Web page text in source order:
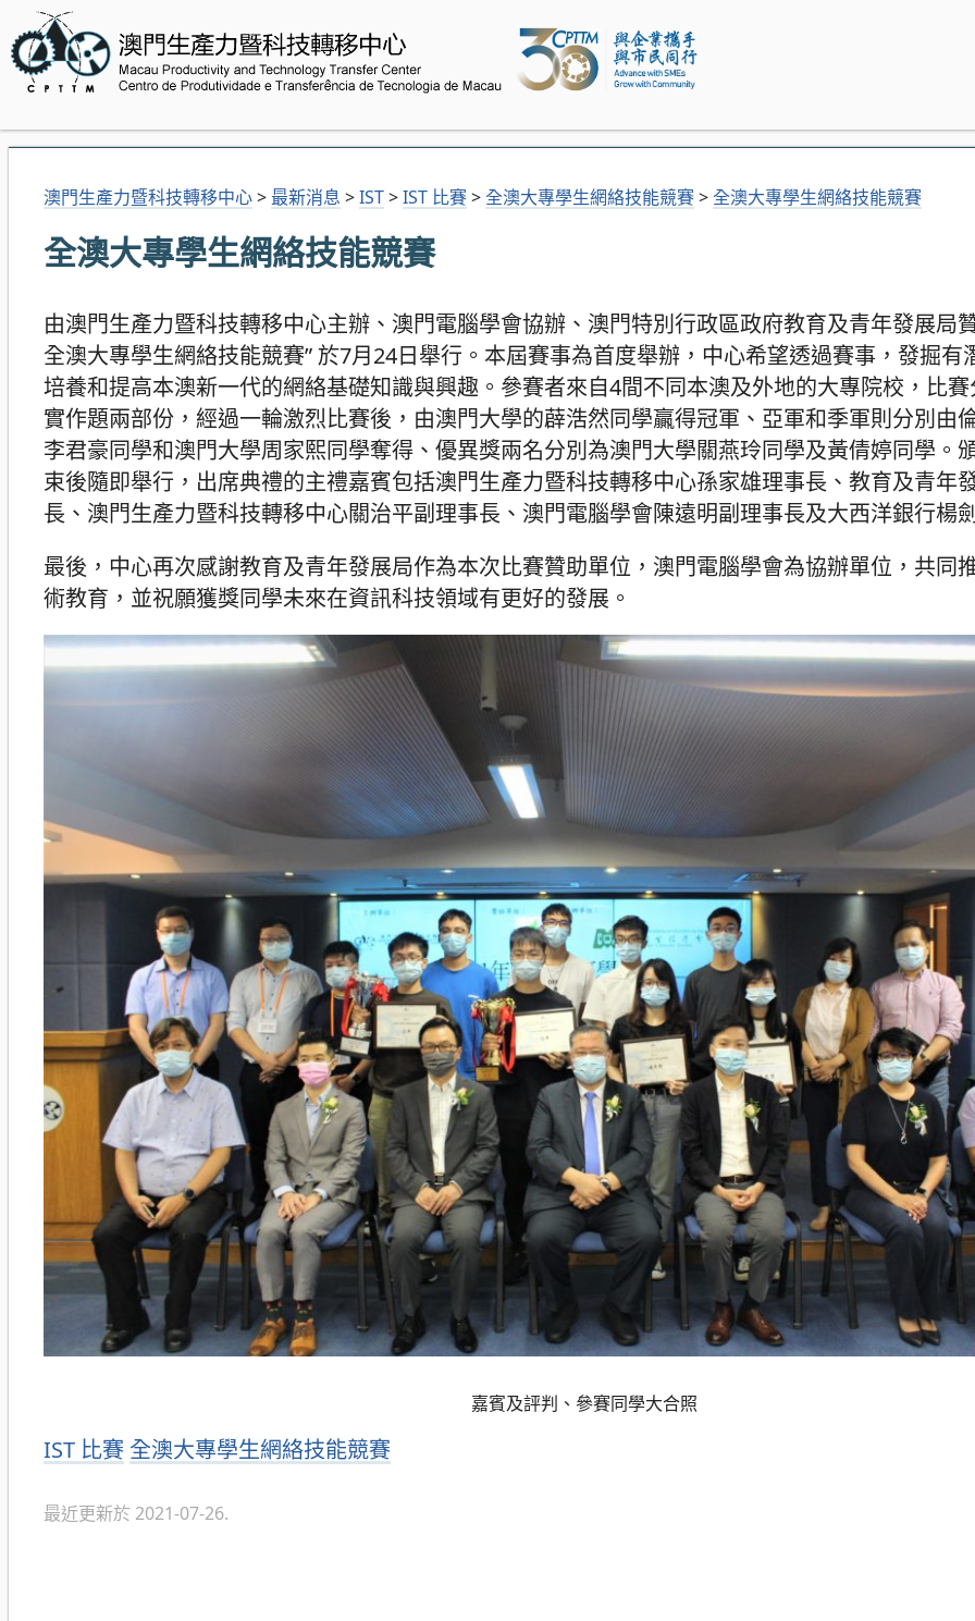
澳門生產力暨科技轉移中心> 最新消息 >IST>IST 比賽>全澳大專學生網絡技能競賽>全澳大專學生網絡技能競賽
全澳大專學生網絡技能競賽
由澳門生產力暨科技轉移中心主辦、澳門電腦學會協辦、澳門特別行政區政府教育及青年發展局
全澳大專學生網絡技能競賽” 於7月24日舉行。本屆賽事為首度舉辦，中心希望透過賽事，發掘有
培養和提高本澳新一代的網絡基礎知識與興趣。參賽者來自4間不同本澳及外地的大專院校，比
實作題兩部份，經過一輪激烈比賽後，由澳門大學的薜浩然同學贏得冠軍、亞軍和季軍則分別由
李君豪同學和澳門大學周家熙同學奪得、優異獎兩名分別為澳門大學關燕玲同學及黃倩婷同學。
束後隨即舉行，出席典禮的主禮嘉賓包括澳門生產力暨科技轉移中心孫家雄理事長、教育及青年
長、澳門生產力暨科技轉移中心關治平副理事長、澳門電腦學會陳遠明副理事長及大西洋銀行楊
最後，中心再次感謝教育及青年發展局作為本次比賽贊助單位，澳門電腦學會為協辦單位，共同
術教育，並祝願獲獎同學未來在資訊科技領域有更好的發展。
嘉賓及評判、參賽同學大合照
分
IST 比賽 全澳大專學生網絡技能競賽
最近更新於 2021-07-26.